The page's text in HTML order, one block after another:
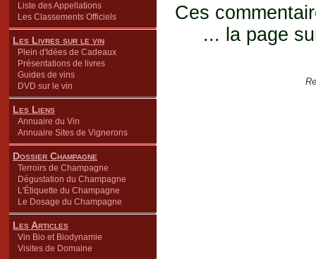
Liste des Appellations
Les Classements Officiels
Les Livres sur le vin
Plein d'Idées de Cadeaux
Présentations de livres
Guides de vins
DVD sur le vin
Les Liens
Annuaire du Vin
Annuaire Sites de Vignerons
Dossier Champagne
Terroirs de Champagne
Dégustation du Champagne
L'Étiquette du Champagne
Le Dosage du Champagne
Les Articles
Vin Bio et Biodynamie
Visites de Domaine
Ces
... la page